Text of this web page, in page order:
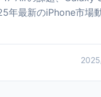
年最新のiPhone市場